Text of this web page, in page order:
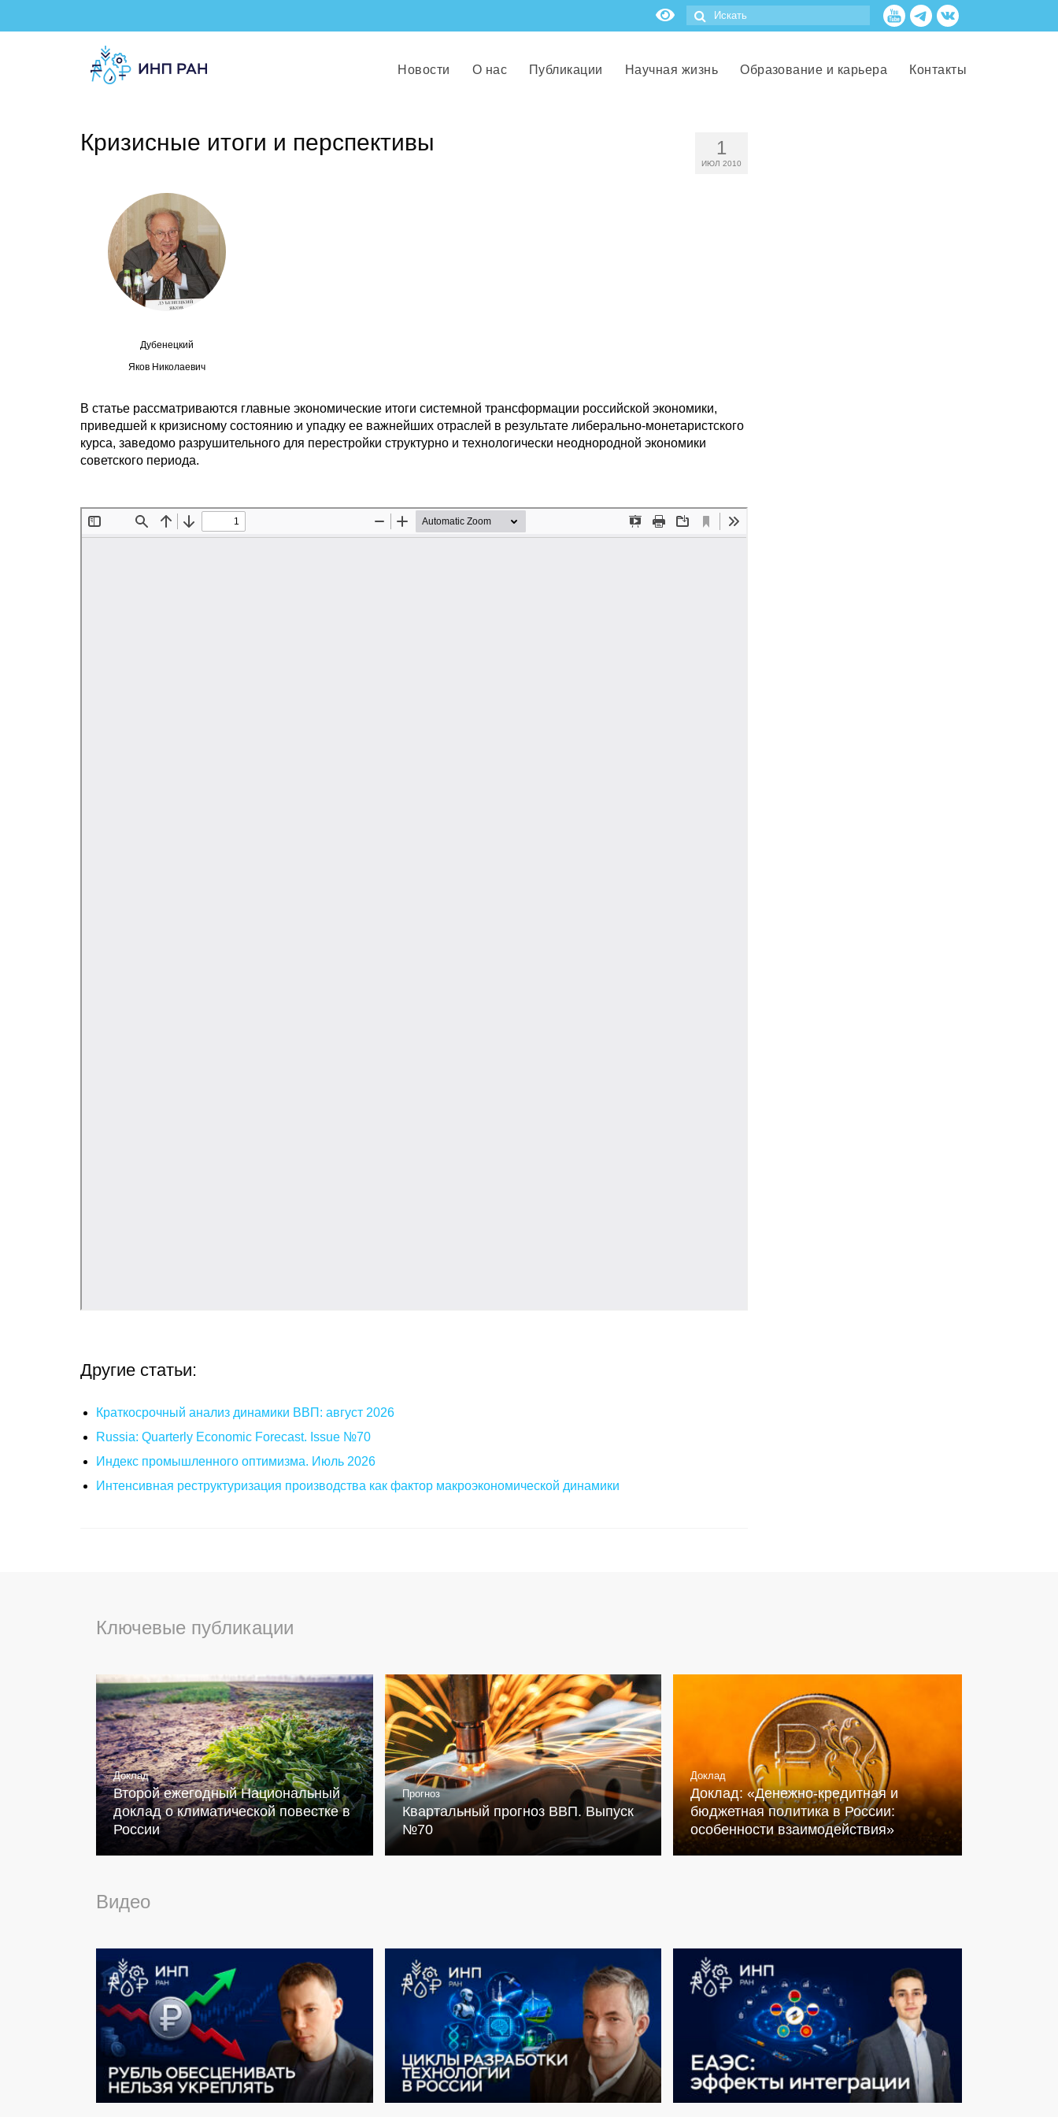
Новости О нас Публикации Научная жизнь Образование и карьера Контакты
1
ИЮЛ 2010
Кризисные итоги и перспективы
Дубенецкий
Яков Николаевич
В статье рассматриваются главные экономические итоги системной трансформации российской экономики,
приведшей к кризисному состоянию и упадку ее важнейших отраслей в результате либерально-монетаристского
курса, заведомо разрушительного для перестройки структурно и технологически неоднородной экономики
советского периода.
Другие статьи:
Краткосрочный анализ динамики ВВП: август 2026
Russia: Quarterly Economic Forecast. Issue №70
Индекс промышленного оптимизма. Июль 2026
Интенсивная реструктуризация производства как фактор макроэкономической динамики
Ключевые публикации
Доклад
Второй ежегодный Национальный
доклад о климатической повестке в
России
Прогноз
Квартальный прогноз ВВП. Выпуск
№70
Доклад
Доклад: «Денежно-кредитная и
бюджетная политика в России:
особенности взаимодействия»
Видео